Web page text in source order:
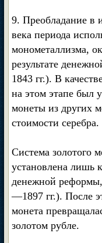
9. Преобладание в
века периода
монометаллизма,
результате
1843 гг.). В
на этом этапе был
монеты из других
стоимости серебра.
Система золотого
установлена лишь
денежной
—1897 гг.). После
монета
золотом рубле.